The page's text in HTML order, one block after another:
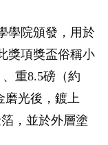
學院頒發，用於
獎項獎盃俗稱小
重8.5磅（約
磨光後，鍍上
，並於外層塗